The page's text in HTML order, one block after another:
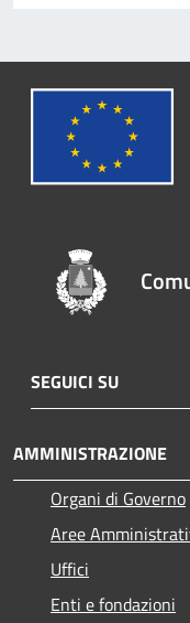
SEGUICI SU
AMMINISTRAZIONE
Organi di Governo
Aree
Uffici
Enti e fondazioni